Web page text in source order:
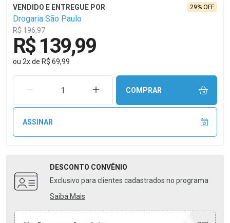
Drogaria São Paulo
R$ 196,97
29% OFF
R$ 139,99
ou 2xde R$ 69,99
REMOVER UMA UNIDADEAUMENTAR UMA UNIDADE
COMPRAR
ASSINAR
DESCONTO CONVÊNIO
Exclusivo para clientes cadastrados no programa
Saiba Mais